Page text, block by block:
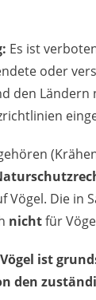
Es ist
oder
den
Vögel. Die
nichtfür
ist
den